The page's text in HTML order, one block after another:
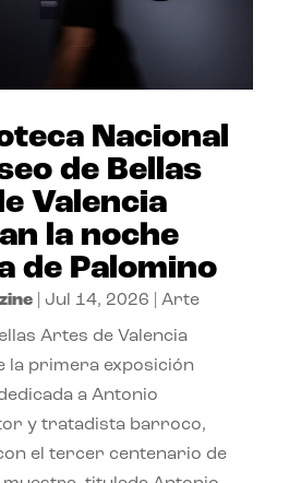
Nacional
de Bellas
Valencia
la noche
de Palomino
| Jul 14, 2026 Arte
Artes de Valencia
la primera exposición
a Antonio
y tratadista barroco,
el tercer centenario de